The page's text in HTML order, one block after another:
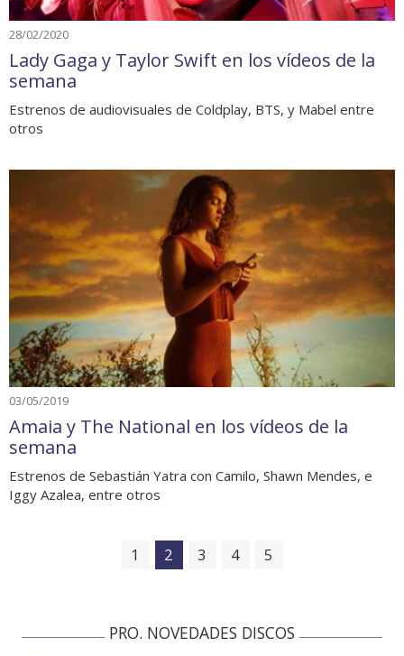
28/02/2020
Lady Gaga y Taylor Swift en los vídeos de la
semana
Estrenos de audiovisuales de Coldplay, BTS, y Mabel entre
otros
03/05/2019
Amaia y The National en los vídeos de la
semana
Estrenos de Sebastián Yatra con Camilo, Shawn Mendes, e
Iggy Azalea, entre otros
1 2 3 4 5
PRO. NOVEDADES DISCOS